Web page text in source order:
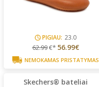
PIGIAU: 23.0
62.99€* 56.99€
NEMOKAMAS PRISTATYMAS
Skechers® bateliai